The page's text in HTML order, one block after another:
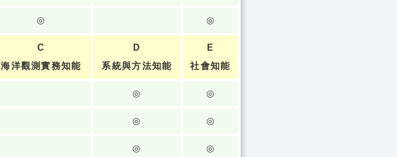
◎ ◎
C
海洋觀測實務知能
D
系統與方法知能
E
社會知能
◎ ◎
◎ ◎
◎ ◎